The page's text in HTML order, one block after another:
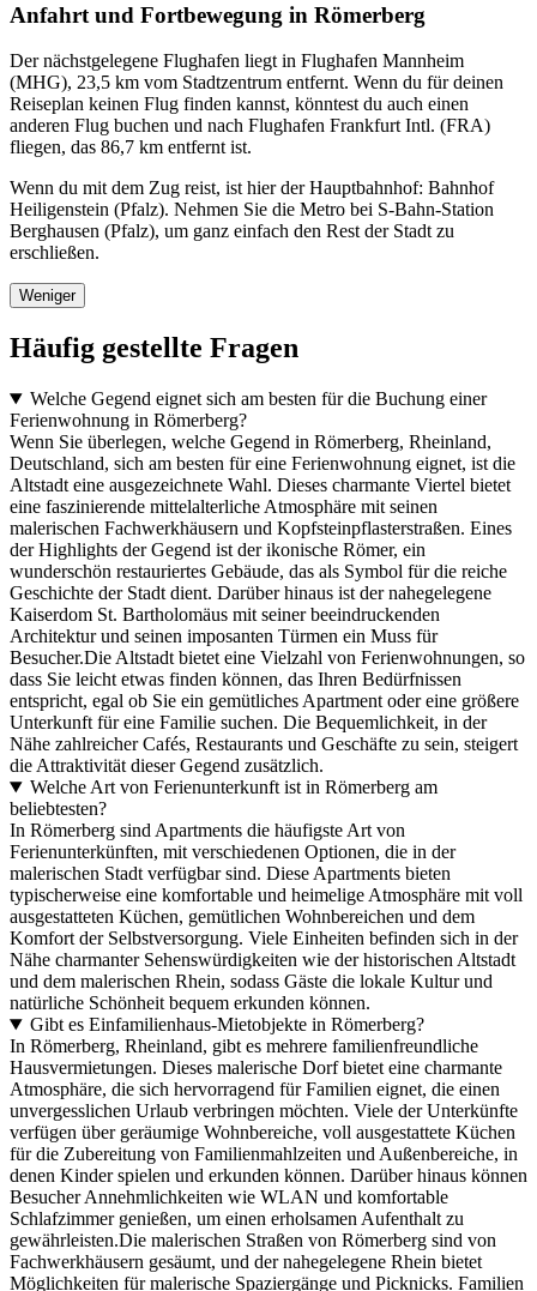
Anfahrt und Fortbewegung in Römerberg
Der nächstgelegene Flughafen liegt in Flughafen Mannheim
(MHG), 23,5 km vom Stadtzentrum entfernt. Wenn du für deinen
Reiseplan keinen Flug finden kannst, könntest du auch einen
anderen Flug buchen und nach Flughafen Frankfurt Intl. (FRA)
fliegen, das 86,7 km entfernt ist.
Wenn du mit dem Zug reist, ist hier der Hauptbahnhof: Bahnhof
Heiligenstein (Pfalz). Nehmen Sie die Metro bei S-Bahn-Station
Berghausen (Pfalz), um ganz einfach den Rest der Stadt zu
erschließen.
Weniger
Häufig gestellte Fragen
Welche Gegend eignet sich am besten für die Buchung einer
Ferienwohnung in Römerberg?
Wenn Sie überlegen, welche Gegend in Römerberg, Rheinland,
Deutschland, sich am besten für eine Ferienwohnung eignet, ist die
Altstadt eine ausgezeichnete Wahl. Dieses charmante Viertel bietet
eine faszinierende mittelalterliche Atmosphäre mit seinen
malerischen Fachwerkhäusern und Kopfsteinpflasterstraßen. Eines
der Highlights der Gegend ist der ikonische Römer, ein
wunderschön restauriertes Gebäude, das als Symbol für die reiche
Geschichte der Stadt dient. Darüber hinaus ist der nahegelegene
Kaiserdom St. Bartholomäus mit seiner beeindruckenden
Architektur und seinen imposanten Türmen ein Muss für
Besucher.Die Altstadt bietet eine Vielzahl von Ferienwohnungen, so
dass Sie leicht etwas finden können, das Ihren Bedürfnissen
entspricht, egal ob Sie ein gemütliches Apartment oder eine größere
Unterkunft für eine Familie suchen. Die Bequemlichkeit, in der
Nähe zahlreicher Cafés, Restaurants und Geschäfte zu sein, steigert
die Attraktivität dieser Gegend zusätzlich.
Welche Art von Ferienunterkunft ist in Römerberg am
beliebtesten?
In Römerberg sind Apartments die häufigste Art von
Ferienunterkünften, mit verschiedenen Optionen, die in der
malerischen Stadt verfügbar sind. Diese Apartments bieten
typischerweise eine komfortable und heimelige Atmosphäre mit voll
ausgestatteten Küchen, gemütlichen Wohnbereichen und dem
Komfort der Selbstversorgung. Viele Einheiten befinden sich in der
Nähe charmanter Sehenswürdigkeiten wie der historischen Altstadt
und dem malerischen Rhein, sodass Gäste die lokale Kultur und
natürliche Schönheit bequem erkunden können.
Gibt es Einfamilienhaus-Mietobjekte in Römerberg?
In Römerberg, Rheinland, gibt es mehrere familienfreundliche
Hausvermietungen. Dieses malerische Dorf bietet eine charmante
Atmosphäre, die sich hervorragend für Familien eignet, die einen
unvergesslichen Urlaub verbringen möchten. Viele der Unterkünfte
verfügen über geräumige Wohnbereiche, voll ausgestattete Küchen
für die Zubereitung von Familienmahlzeiten und Außenbereiche, in
denen Kinder spielen und erkunden können. Darüber hinaus können
Besucher Annehmlichkeiten wie WLAN und komfortable
Schlafzimmer genießen, um einen erholsamen Aufenthalt zu
gewährleisten.Die malerischen Straßen von Römerberg sind von
Fachwerkhäusern gesäumt, und der nahegelegene Rhein bietet
Möglichkeiten für malerische Spaziergänge und Picknicks. Familien